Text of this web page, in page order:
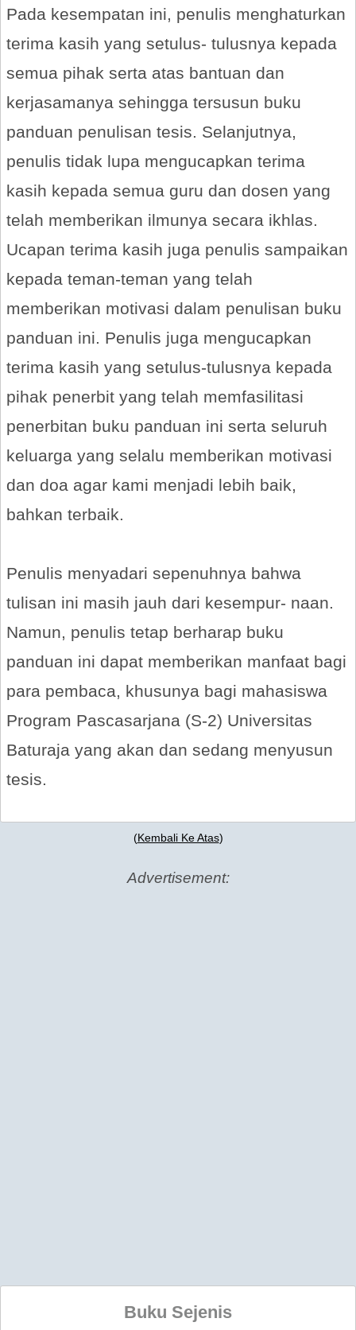
Pada kesempatan ini, penulis menghaturkan
terima kasih yang setulus- tulusnya kepada
semua pihak serta atas bantuan dan
kerjasamanya sehingga tersusun buku
panduan penulisan tesis. Selanjutnya,
penulis tidak lupa mengucapkan terima
kasih kepada semua guru dan dosen yang
telah memberikan ilmunya secara ikhlas.
Ucapan terima kasih juga penulis sampaikan
kepada teman-teman yang telah
memberikan motivasi dalam penulisan buku
panduan ini. Penulis juga mengucapkan
terima kasih yang setulus-tulusnya kepada
pihak penerbit yang telah memfasilitasi
penerbitan buku panduan ini serta seluruh
keluarga yang selalu memberikan motivasi
dan doa agar kami menjadi lebih baik,
bahkan terbaik.
Penulis menyadari sepenuhnya bahwa
tulisan ini masih jauh dari kesempur- naan.
Namun, penulis tetap berharap buku
panduan ini dapat memberikan manfaat bagi
para pembaca, khusunya bagi mahasiswa
Program Pascasarjana (S-2) Universitas
Baturaja yang akan dan sedang menyusun
tesis.
(Kembali Ke Atas)
Advertisement:
Buku Sejenis